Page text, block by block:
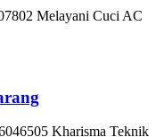
Melayani Cuci AC
Kharisma Teknik